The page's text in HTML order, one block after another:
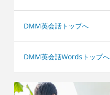
DMM英会話トップへ
DMM英会話Wordsトップへ